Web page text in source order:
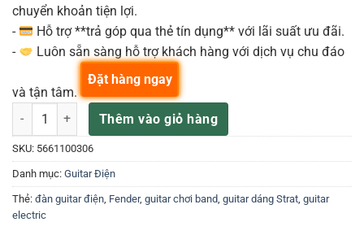
chuyển khoản tiện lợi.
-
Hỗ trợ **trả góp qua thẻ tín dụng** với lãi suất ưu đãi.
-
Luôn sẵn sàng hỗ trợ khách hàng với dịch vụ chu đáo
và tận tâm.
FENDER 5661100306 ĐÀN GUITAR ĐIỆN HYBRID II STRAT SSS BLK
Thêm vào giỏ hàng
Đặt hàng ngay
SKU: 5661100306
Danh mục: Guitar Điện
Thẻ: đàn guitar điện, Fender, guitar chơi band, guitar dáng Strat, guitar
electric